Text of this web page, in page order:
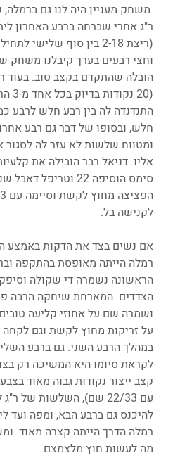
משחק מעניין היה לנו גם
ר"ג אחרי שברחה ברבע האחרון
(ריצת 2-18 בין סוף
וחצי רבעים בערך קיבלנו משחק
הובלה שהתקדם בקצב טוב. בעוד
(20
התנדנדה לה בין רבע חלש לרבע
ומטווח שלשות לא עזר לה לסגור
סימס הוסיפה 22
לקנישה בל.
אם נשים בצד את הדקות באמצע
הראשונה נשמרה די שקולה
הצדדים. המארחת שיחקה הרבה
ושמרה שם על אחוזי קליעה
על זריקות מחוץ לקשת וגם
במהלך הרבע השני. גם ברבע
לקראת סיומו היא המשיכה רק
קצב ייצור נקודות גבוה מאוד
עם 22/33 שם), השלשות של
להיכנס גם ברבע הבא, ומפה ועד
רמלה הדרך הייתה קצרה מאוד.
מה לעשות חוץ מלצמצם.